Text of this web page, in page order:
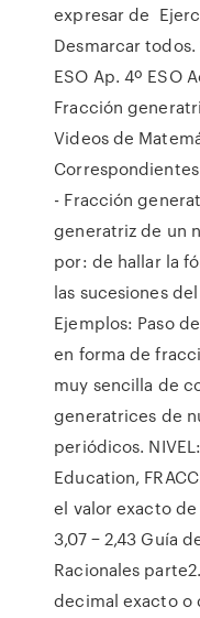
expresar de
Desmarcar todos.
ESO Ap. 4º ESO
Fracción
Videos de
- Fracción
generatriz de un
por: de hallar la
las sucesiones
Ejemplos: Paso
en forma de
muy sencilla de
generatrices de
periódicos.
Education,
el valor exacto
3,07 − 2,43 Guía
Racionales
decimal exacto o